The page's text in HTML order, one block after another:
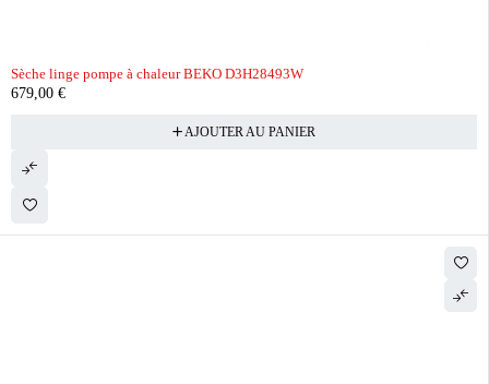
Sèche linge pompe à chaleur BEKO D3H28493W
679,00 €
AJOUTER AU PANIER